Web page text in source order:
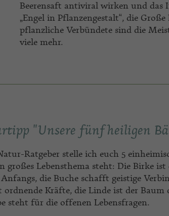
Beerensaft antiviral wirken und das
„Engel in Pflanzengestalt“, die
pflanzliche Verbündete sind die
viele mehr.
"Unsere fünf heiligen
Ratgeber stelle ich euch 5
großes Lebensthema steht: Die Birke ist
die Buche schafft geistige
Kräfte, die Linde ist der Baum
steht für die offenen Lebensfragen.